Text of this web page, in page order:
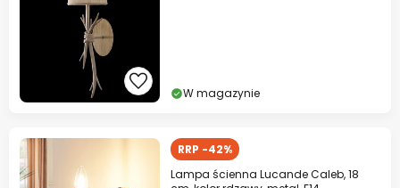
W magazynie
RRP -42%
Lampa ścienna Lucande Caleb, 18